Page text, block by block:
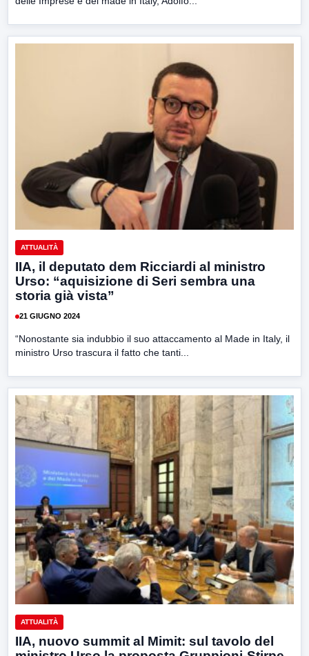
ATTUALITÀ
IIA, il deputato dem Ricciardi al ministro
Urso: “aquisizione di Seri sembra una
storia già vista”
21 GIUGNO 2024
“Nonostante sia indubbio il suo attaccamento al Made in Italy, il
ministro Urso trascura il fatto che tanti...
ATTUALITÀ
IIA, nuovo summit al Mimit: sul tavolo del